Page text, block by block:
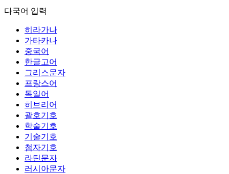
다국어 입력
히라가나
가타카나
중국어
한글고어
그리스문자
프랑스어
독일어
히브리어
괄호기호
학술기호
기술기호
첨자기호
라틴문자
러시아문자